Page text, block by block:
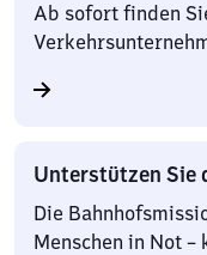
Ab sofort finden
Unterstützen Sie
Die
Menschen in Not